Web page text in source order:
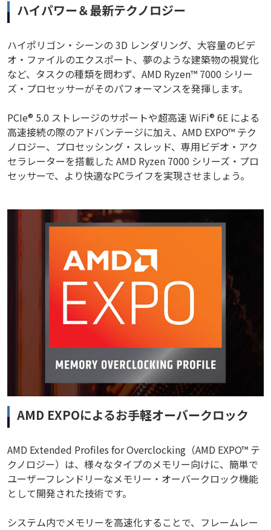
ハイパワー＆最新テクノロジー
ハイポリゴン・シーンの 3D レンダリング、大容量のビデ
オ・ファイルのエクスポート、夢のような建築物の視覚化
など、タスクの種類を問わず、AMD Ryzen™ 7000 シリー
ズ・プロセッサーがそのパフォーマンスを発揮します。
PCIe® 5.0 ストレージのサポートや超高速 WiFi® 6E による
高速接続の際のアドバンテージに加え、AMD EXPO™ テク
ノロジー、プロセッシング・スレッド、専用ビデオ・アク
セラレーターを搭載した AMD Ryzen 7000 シリーズ・プロ
セッサーで、より快適なPCライフを実現させましょう。
AMD EXPOによるお手軽オーバークロック
AMD Extended Profiles for Overclocking（AMD EXPO™ テ
クノロジー）は、様々なタイプのメモリー向けに、簡単で
ユーザーフレンドリーなメモリー・オーバークロック機能
として開発された技術です。
システム内でメモリーを高速化することで、フレームレー